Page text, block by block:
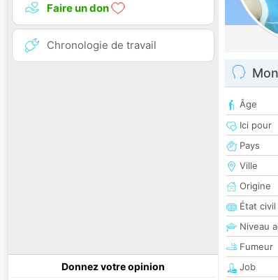
Faire un don
Chronologie de travail
Donnez votre opinion
Âge
Ici pour
Pays
Ville
Origine
État civil
Niveau
Fumeur
Job